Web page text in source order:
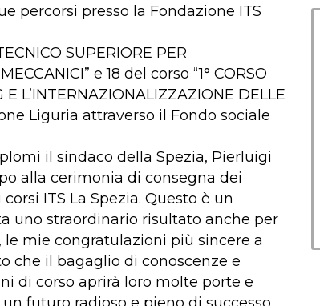
percorsi presso la Fondazione ITS
SUPERIORE PER
e 18 del corso “1° CORSO
L’INTERNAZIONALIZZAZIONE DELLE
Liguria attraverso il Fondo sociale
il sindaco della Spezia, Pierluigi
alla cerimonia di consegna dei
ITS La Spezia. Questo è un
uno straordinario risultato anche per
mie congratulazioni più sincere a
che il bagaglio di conoscenze e
di corso aprirà loro molte porte e